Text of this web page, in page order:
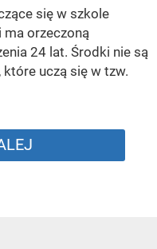
się w szkole
ma orzeczoną
24 lat. Środki nie są
uczą się w tzw.